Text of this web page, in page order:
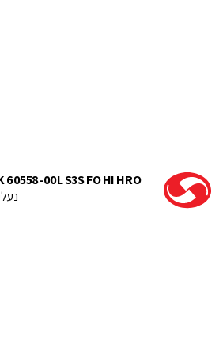
60558-00L S3S FO HI HRO
/